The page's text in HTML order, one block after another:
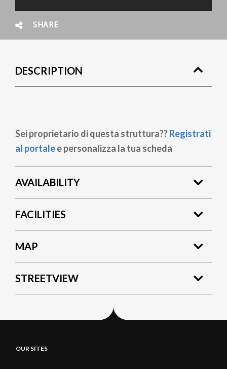
SHARE
DESCRIPTION
Sei proprietario di questa struttura??Registrati
al portalee personalizza la tua scheda
AVAILABILITY
FACILITIES
MAP
STREETVIEW
OUR SITES